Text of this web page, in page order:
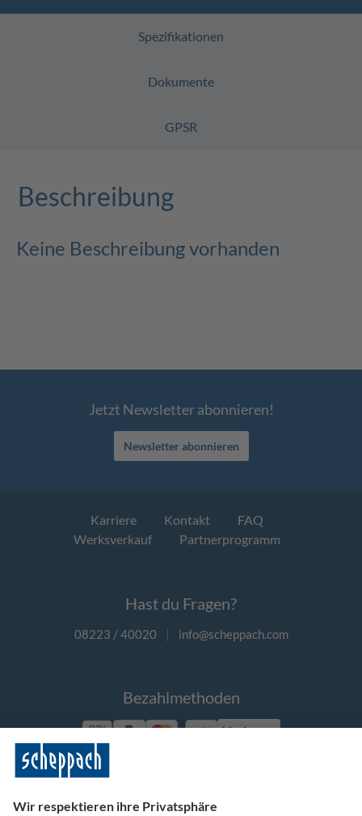
Spezifikationen
Dokumente
GPSR
Beschreibung
Keine Beschreibung vorhanden
Jetzt Newsletter abonnieren!
Newsletter abonnieren
Karriere Kontakt
FAQ
Werksverkauf
Partnerprogramm
Hast du Fragen?
08223 / 40020 | info@scheppach.com
Bezahlmethoden
Vorkasse
Folge uns auf Social Media